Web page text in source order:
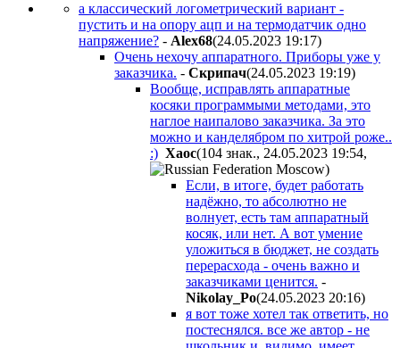
а классический логометрический вариант -
пустить и на опору ацп и на термодатчик одно
напряжение? - Alex68(24.05.2023 19:17)
Очень нехочу аппаратного. Приборы уже у
заказчика. - Cкpипaч(24.05.2023 19:19)
Вообще, исправлять аппаратные
косяки программыми методами, это
наглое наипалово заказчика. За это
можно и канделябром по хитрой роже..
:) Xaoc(104 знак., 24.05.2023 19:54,
)
Если, в итоге, будет работать
надёжно, то абсолютно не
волнует, есть там аппаратный
косяк, или нет. А вот умение
уложиться в бюджет, не создать
перерасхода - очень важно и
заказчиками ценится. -
Nikolay_Po(24.05.2023 20:16)
я вот тоже хотел так ответить, но
постеснялся. все же автор - не